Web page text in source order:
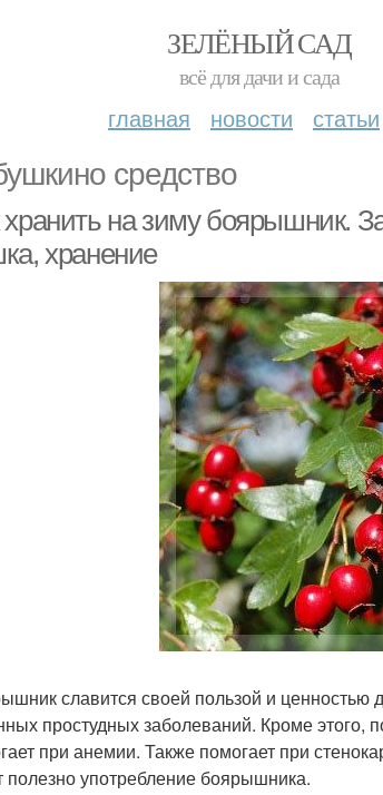
ЗЕЛЁНЫЙ САД
всё для дачи и сада
главная новости статьи
средство
хранить на зиму боярышник.
хранение
славится своей пользой и ценностью
простудных заболеваний. Кроме этого,
при анемии. Также помогает при
полезно употребление боярышника.